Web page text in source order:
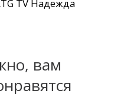
TV Надежда
вам